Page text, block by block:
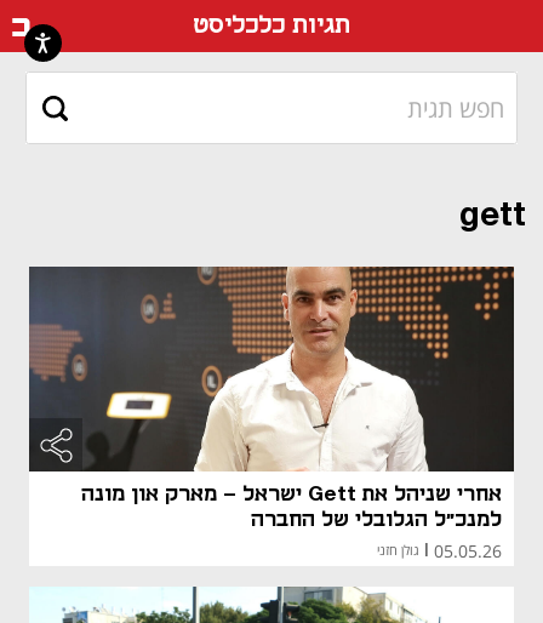
תגיות כלכליסט
gett
אחרי שניהל את Gett ישראל - מארק און מונה
למנכ"ל הגלובלי של החברה
05.05.26 גולן חזני